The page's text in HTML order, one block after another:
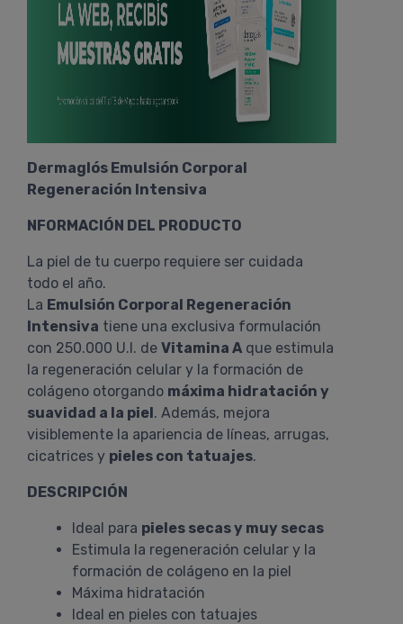
Dermaglós Emulsión Corporal
Regeneración Intensiva
NFORMACIÓN DEL PRODUCTO
La piel de tu cuerpo requiere ser cuidada
todo el año.
La Emulsión Corporal Regeneración
Intensiva tiene una exclusiva formulación
con 250.000 U.I. de Vitamina A que estimula
la regeneración celular y la formación de
colágeno otorgando máxima hidratación y
suavidad a la piel. Además, mejora
visiblemente la apariencia de líneas, arrugas,
cicatrices y pieles con tatuajes.
DESCRIPCIÓN
Ideal para pieles secas y muy secas
Estimula la regeneración celular y la
formación de colágeno en la piel
Máxima hidratación
Ideal en pieles con tatuajes